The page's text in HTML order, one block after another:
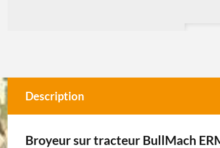
Description
Broyeur sur tracteur BullMach